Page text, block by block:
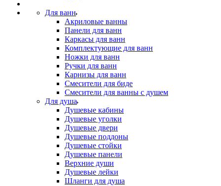
Для ванн
Акриловые ванны
Панели для ванн
Каркасы для ванн
Комплектующие для ванн
Ножки для ванн
Ручки для ванн
Карнизы для ванн
Смесители для биде
Смесители для ванны с душем
Для душа
Душевые кабины
Душевые уголки
Душевые двери
Душевые поддоны
Душевые стойки
Душевые панели
Верхние души
Душевые лейки
Шланги для душа